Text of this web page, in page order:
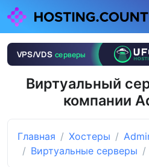
Виртуальный
компании
Главная Хостеры
Виртуальные серверы